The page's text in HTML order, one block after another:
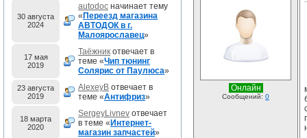
30 августа
2024
autodoc начинает тему
« Переезд магазина
АВТОДОК в г.
Малоярославец»
17 мая
2019
Таёжник отвечает в
теме «Чип тюнинг
Солярис от Паулюса»
23 августа
2019
AlexeyB отвечает в
теме «Антифриз»
18 марта
2020
SergeyLivnev отвечает
в теме « Интернет-
магазин запчастей»
Онлайн
Сообщений: 0